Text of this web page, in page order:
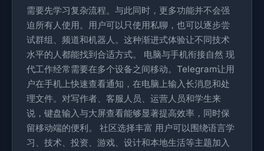
需要先学习复杂流程。与此同时，更多功能并不会强
迫所有人使用。用户可以只使用私聊，也可以逐步尝
试群组、频道和机器人。这种渐进式体验让不同技术
水平的人都能找到合适方式。 电脑与手机衔接自然 现
代工作经常需要在多个设备之间移动。Telegram让用
户在手机上快速查看通知，在电脑上输入长消息和处
理文件。对写作者、客服人员、运营人员和学生来
说，键盘输入与大屏查看能够显著提高效率，同时保
留移动端的便利。 社区选择丰富 用户可以围绕语言学
习、技术、投资、游戏、设计和本地生活等主题加入